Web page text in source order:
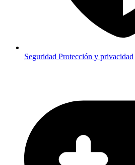
Seguridad Protección y privacidad